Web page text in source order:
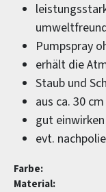
Pumpspray
erhält die
Staub und
aus ca. 30
gut
evt.
Farbe:
Material: